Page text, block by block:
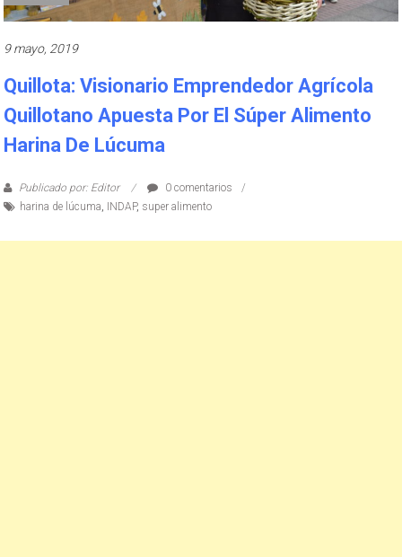
9 mayo, 2019
Quillota: Visionario Emprendedor Agrícola
Quillotano Apuesta Por El Súper Alimento
Harina De Lúcuma
Publicado por: Editor
0 comentarios
harina de lúcuma INDAP, super alimento